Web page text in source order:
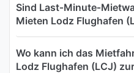
Sind
Mieten Lodz Flughafen
Wo kann ich das
Lodz Flughafen (LCJ)